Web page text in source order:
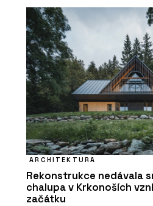
ARCHITEKTURA
Rekonstrukce nedávala
chalupa v Krkonoších
začátku